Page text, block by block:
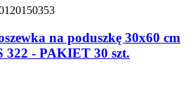
na poduszkę 30x60 cm
322 - PAKIET 30 szt.